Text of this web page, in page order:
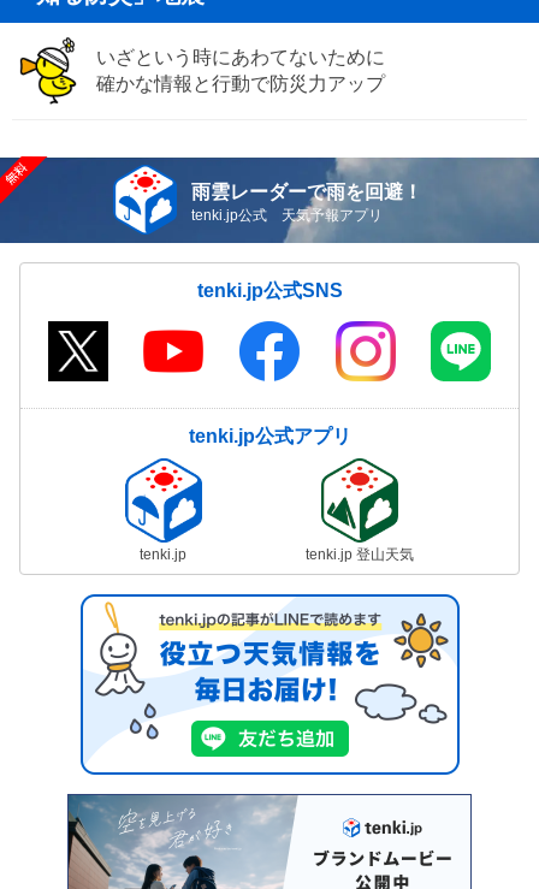
いざという時にあわてないために
確かな情報と行動で防災力アップ
雨雲レーダーで雨を回避！
tenki.jp公式 天気予報アプリ
tenki.jp公式SNS
tenki.jp公式アプリ
tenki.jp tenki.jp 登山天気